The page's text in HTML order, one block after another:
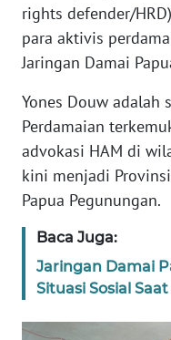
rights defender/
para aktivis
Jaringan Damai
Yones Douw adalah
Perdamaian
advokasi HAM di
kini menjadi
Papua Pegunungan.
Baca Juga:
Jaringan Damai
Situasi Sosial
KEPRI
WN
PAPUA
WN
PAPUA
WN
RIAU